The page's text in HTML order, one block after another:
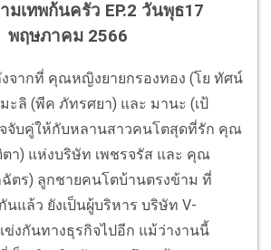
ามเทพก้นครัว EP.2 วันพุธ17
พฤษภาคม 2566
งจากที่ คุณหญิงยายกรองทอง (โย ทัศน์
ะลิ (พีค ภัทรศยา) และ มานะ (เป้
จับคู่ให้กับหลานสาวคนโตสุดที่รัก คุณ
า) แห่งบริษัท เพชรจรัส และ คุณ
ตร) ลูกชายคนโตบ้านตรงข้าม ที่
แล้ว ยังเป็นผู้บริหาร บริษัท V-
ข่งกันทางธุรกิจไปอีก แม้ว่างานนี้